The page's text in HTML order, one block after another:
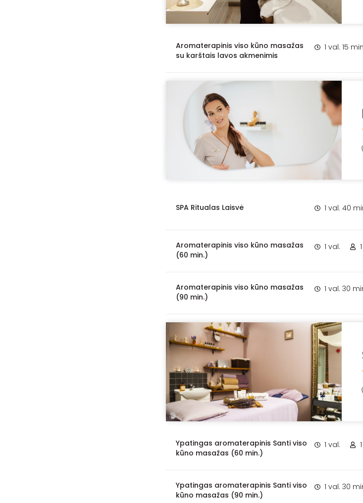
Aromaterapinis viso kūno masažas
su karštais lavos akmenimis
1 val. 15
SPA Ritualas Laisvė 1 val. 40
Aromaterapinis viso kūno masažas
(60 min.)
1 val.
Aromaterapinis viso kūno masažas
(90 min.)
1 val. 30
Ypatingas aromaterapinis Santi viso
kūno masažas (60 min.)
1 val.
Ypatingas aromaterapinis Santi viso
kūno masažas (90 min.)
1 val. 30